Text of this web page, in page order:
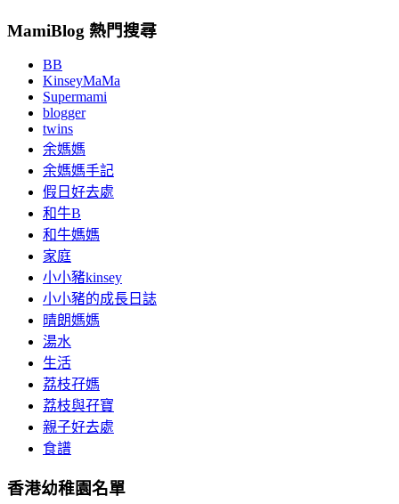
MamiBlog 熱門搜尋
BB
KinseyMaMa
Supermami
blogger
twins
余媽媽
余媽媽手記
假日好去處
和牛B
和牛媽媽
家庭
小小豬kinsey
小小豬的成長日誌
晴朗媽媽
湯水
生活
荔枝孖媽
荔枝與孖寶
親子好去處
食譜
香港幼稚園名單